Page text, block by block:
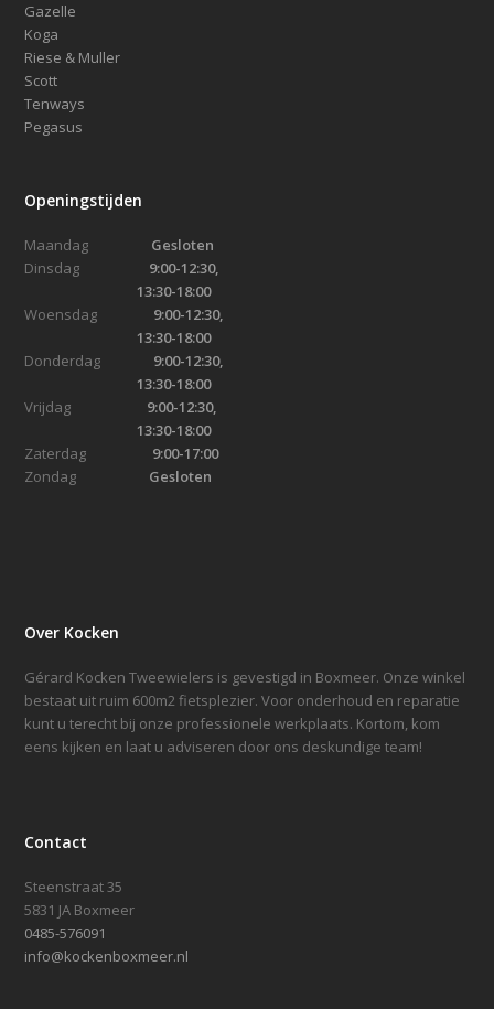
Gazelle
Koga
Riese & Muller
Scott
Tenways
Pegasus
Openingstijden
Maandag Gesloten
Dinsdag 9:00-12:30,
13:30-18:00
Woensdag
9:00-12:30,
13:30-18:00
Donderdag 9:00-12:30,
13:30-18:00
Vrijdag 9:00-12:30,
13:30-18:00
Zaterdag 9:00-17:00
Zondag Gesloten
Over Kocken
Gérard Kocken Tweewielers is gevestigd in Boxmeer. Onze winkel
bestaat uit ruim 600m2 fietsplezier. Voor onderhoud en reparatie
kunt u terecht bij onze professionele werkplaats. Kortom, kom
eens kijken en laat u adviseren door ons deskundige team!
Contact
Steenstraat 35
5831 JA Boxmeer
0485-576091
info@kockenboxmeer.nl